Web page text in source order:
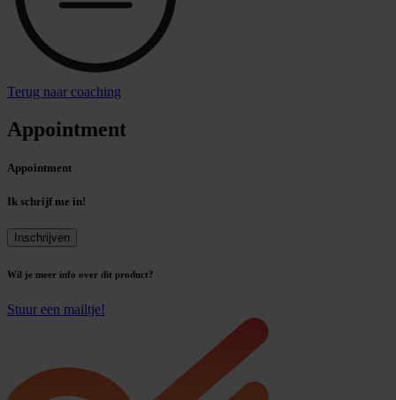
Terug naar coaching
Appointment
Appointment
Ik schrijf me in!
Appointment
aantal
Inschrijven
Wil je meer info over dit product?
Stuur een mailtje!